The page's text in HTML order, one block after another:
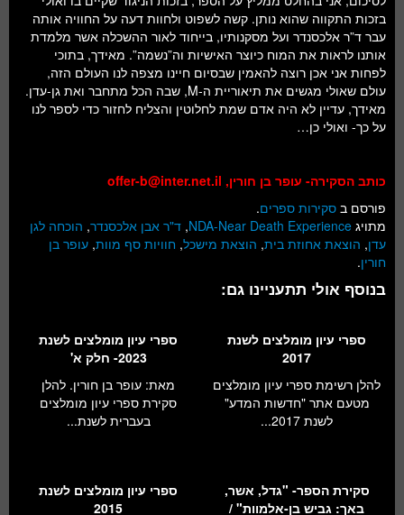
בזכות התקווה שהוא נותן. קשה לשפוט ולחוות דעה על החוויה אותה
עבר ד”ר אלכסנדר ועל מסקנותיו, בייחוד לאור ההשכלה אשר מלמדת
אותנו לראות את המוח כיוצר האישיות וה”נשמה”. מאידך, בתוכי
לפחות אני אכן רוצה להאמין שבסיום חיינו מצפה לנו העולם הזה,
עולם שאולי מגשים את תיאוריית ה-M, שבה הכל מתחבר ואת גן-עדן.
מאידך, עדיין לא היה אדם שמת לחלוטין והצליח לחזור כדי לספר לנו
על כך- ואולי כן…
כותב הסקירה- עופר בן חורין, offer-b@inter.net.il
פורסם ב סקירות ספרים.
מתויג NDA-Near Death Experience
, ד"ר אבן אלכסנדר, הוכחה לגן
עדן, הוצאת אחוזת בית, הוצאת מישכל, חוויות סף מוות, עופר בן
חורין.
בנוסף אולי תתעניינו גם:
ספרי עיון מומלצים לשנת
2017
להלן רשימת ספרי עיון מומלצים
מטעם אתר "חדשות המדע"
לשנת 2017...
ספרי עיון מומלצים לשנת
2023- חלק א'
מאת: עופר בן חורין. להלן
סקירת ספרי עיון מומלצים
בעברית לשנת...
סקירת הספר- "גדל, אשר,
באך: גביש בן-אלמוות" /
ספרי עיון מומלצים לשנת
2015